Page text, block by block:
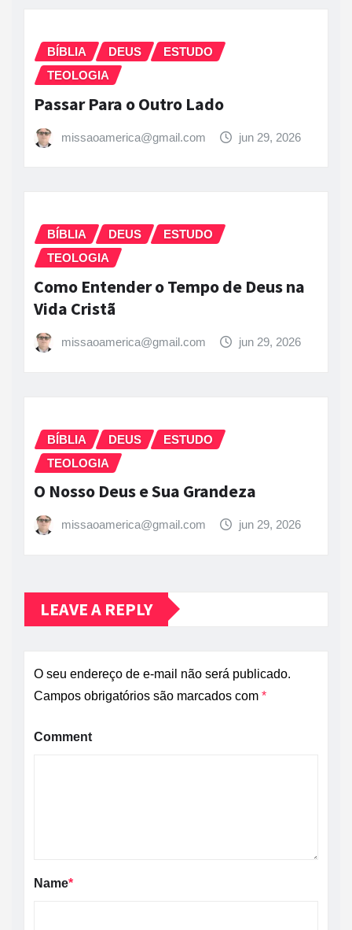
BÍBLIA DEUS
ESTUDO
TEOLOGIA
Passar Para o Outro Lado
missaoamerica@gmail.com jun 29, 2026
BÍBLIA DEUS
ESTUDO
TEOLOGIA
Como Entender o Tempo de Deus na
Vida Cristã
missaoamerica@gmail.com jun 29, 2026
BÍBLIA DEUS
ESTUDO
TEOLOGIA
O Nosso Deus e Sua Grandeza
missaoamerica@gmail.com jun 29, 2026
LEAVE A REPLY
O seu endereço de e-mail não será publicado.
Campos obrigatórios são marcados com *
Comment
Name*